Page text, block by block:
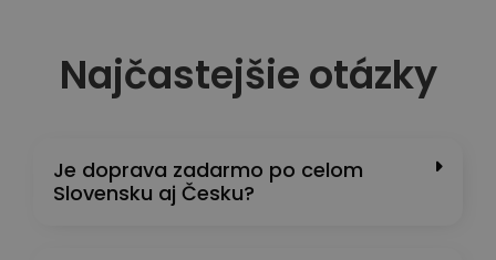
Najčastejšie otázky
Je doprava zadarmo po celom
Slovensku aj Česku?